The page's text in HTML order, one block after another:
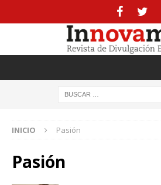
INICIO Pasión
Pasión